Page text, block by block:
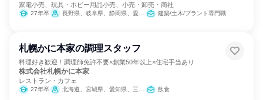
家電小売、玩具・ホビー用品小売、小売・卸売・商社
27年卒 長野県、岐阜県、静岡県、愛知県、三重県 建築/土木/プラント専門職
札幌かに本家の調理スタッフ
料理好き歓迎！調理師免許不要×創業50年以上×住宅手当あり
株式会社札幌かに本家
レストラン・カフェ
27年卒 北海道、宮城県、愛知県、三重県、福岡県 飲食